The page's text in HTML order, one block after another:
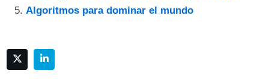
Algoritmos para dominar el mundo